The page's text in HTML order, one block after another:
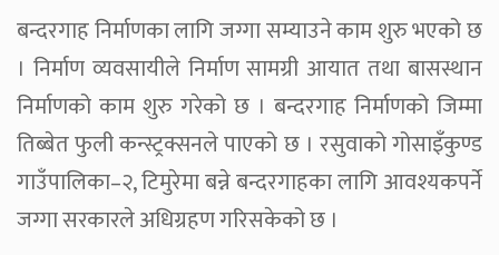
बन्दरगाह निर्माणका लागि जग्गा सम्याउने काम शुरु भएको छ
। निर्माण व्यवसायीले निर्माण सामग्री आयात तथा बासस्थान
निर्माणको काम शुरु गरेको छ । बन्दरगाह निर्माणको जिम्मा
तिब्बेत फुली कन्स्ट्रक्सनले पाएको छ । रसुवाको गोसाइँकुण्ड
गाउँपालिका–२, टिमुरेमा बन्ने बन्दरगाहका लागि आवश्यकपर्ने
जग्गा सरकारले अधिग्रहण गरिसकेको छ ।